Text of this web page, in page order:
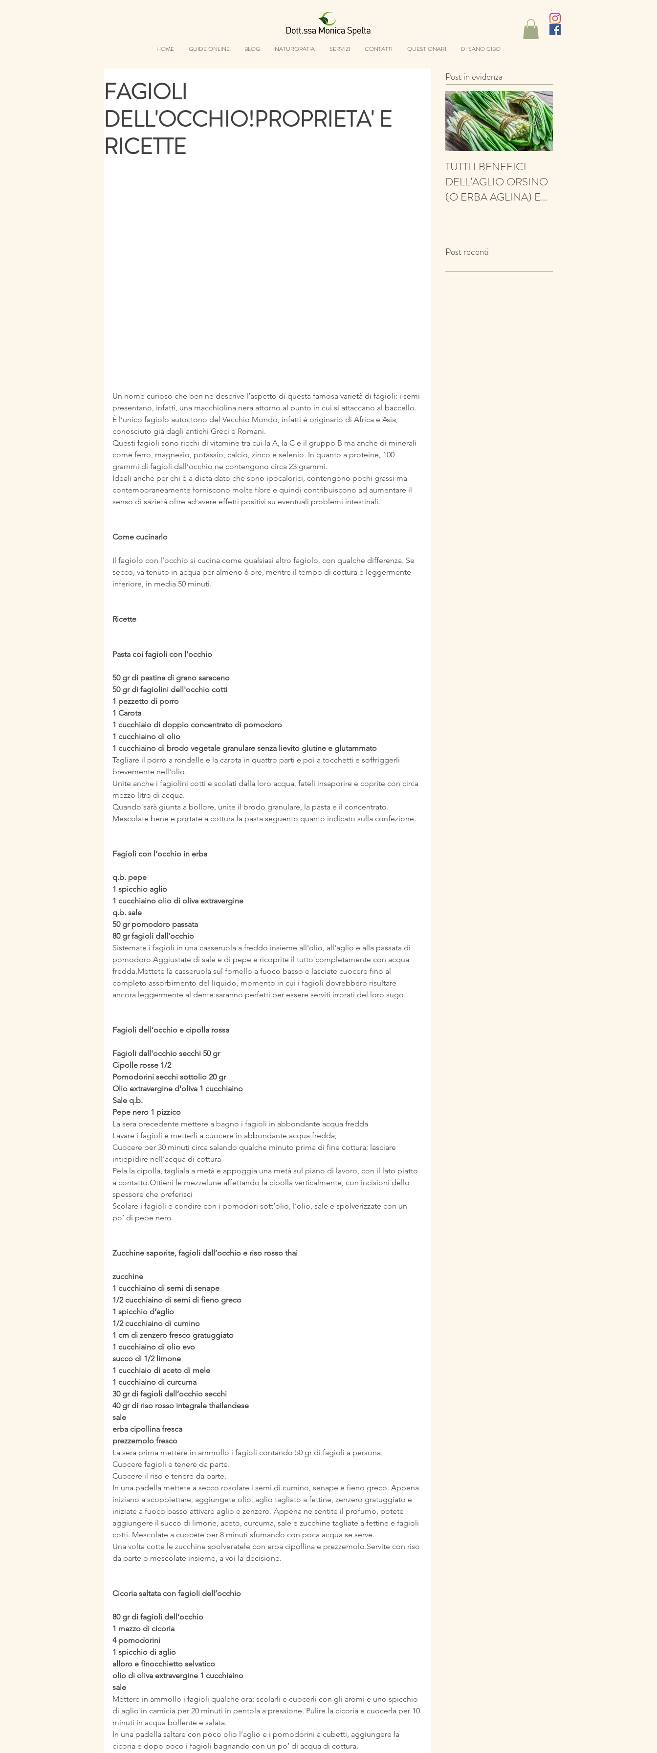
HOME GUIDE ONLINE BLOG NATUROPATIA SERVIZI CONTATTI QUESTIONARI DI SANO CIBO
FAGIOLI
DELL'OCCHIO!PROPRIETA' E
RICETTE
Un nome curioso che ben ne descrive l’aspetto di questa famosa varietà di fagioli: i semi
presentano, infatti, una macchiolina nera attorno al punto in cui si attaccano al baccello.
È l’unico fagiolo autoctono del Vecchio Mondo, infatti è originario di Africa e Asia;
conosciuto già dagli antichi Greci e Romani.
Questi fagioli sono ricchi di vitamine tra cui la A, la C e il gruppo B ma anche di minerali
come ferro, magnesio, potassio, calcio, zinco e selenio. In quanto a proteine, 100
grammi di fagioli dall’occhio ne contengono circa 23 grammi.
Ideali anche per chi è a dieta dato che sono ipocalorici, contengono pochi grassi ma
contemporaneamente forniscono molte fibre e quindi contribuiscono ad aumentare il
senso di sazietà oltre ad avere effetti positivi su eventuali problemi intestinali.
Come cucinarlo
Il fagiolo con l’occhio si cucina come qualsiasi altro fagiolo, con qualche differenza. Se
secco, va tenuto in acqua per almeno 6 ore, mentre il tempo di cottura è leggermente
inferiore, in media 50 minuti.
Ricette
Pasta coi fagioli con l’occhio
50 gr di pastina di grano saraceno
50 gr di fagiolini dell'occhio cotti
1 pezzetto di porro
1 Carota
1 cucchiaio di doppio concentrato di pomodoro
1 cucchiaino di olio
1 cucchiaino di brodo vegetale granulare senza lievito glutine e glutammato
Tagliare il porro a rondelle e la carota in quattro parti e poi a tocchetti e soffriggerli
brevemente nell'olio.
Unite anche i fagiolini cotti e scolati dalla loro acqua, fateli insaporire e coprite con circa
mezzo litro di acqua.
Quando sarà giunta a bollore, unite il brodo granulare, la pasta e il concentrato.
Mescolate bene e portate a cottura la pasta seguento quanto indicato sulla confezione.
Fagioli con l’occhio in erba
q.b. pepe
1 spicchio aglio
1 cucchiaino olio di oliva extravergine
q.b. sale
50 gr pomodoro passata
80 gr fagioli dall'occhio
Sistemate i fagioli in una casseruola a freddo insieme all'olio, all'aglio e alla passata di
pomodoro.Aggiustate di sale e di pepe e ricoprite il tutto completamente con acqua
fredda.Mettete la casseruola sul fornello a fuoco basso e lasciate cuocere fino al
completo assorbimento del liquido, momento in cui i fagioli dovrebbero risultare
ancora leggermente al dente:saranno perfetti per essere serviti irrorati del loro sugo.
Fagioli dell’occhio e cipolla rossa
Fagioli dall'occhio secchi 50 gr
Cipolle rosse 1/2
Pomodorini secchi sottolio 20 gr
Olio extravergine d'oliva 1 cucchiaino
Sale q.b.
Pepe nero 1 pizzico
La sera precedente mettere a bagno i fagioli in abbondante acqua fredda
Lavare i fagioli e metterli a cuocere in abbondante acqua fredda;
Cuocere per 30 minuti circa salando qualche minuto prima di fine cottura; lasciare
intiepidire nell’acqua di cottura
Pela la cipolla, tagliala a metà e appoggia una metà sul piano di lavoro, con il lato piatto
a contatto.Ottieni le mezzelune affettando la cipolla verticalmente, con incisioni dello
spessore che preferisci
Scolare i fagioli e condire con i pomodori sott’olio, l’olio, sale e spolverizzate con un
po’ di pepe nero.
Zucchine saporite, fagioli dall’occhio e riso rosso thai
zucchine
1 cucchiaino di semi di senape
1/2 cucchiaino di semi di fieno greco
1 spicchio d’aglio
1/2 cucchiaino di cumino
1 cm di zenzero fresco gratuggiato
1 cucchiaino di olio evo
succo di 1/2 limone
1 cucchiaio di aceto di mele
1 cucchiaino di curcuma
30 gr di fagioli dall’occhio secchi
40 gr di riso rosso integrale thailandese
sale
erba cipollina fresca
prezzemolo fresco
La sera prima mettere in ammollo i fagioli contando 50 gr di fagioli a persona.
Cuocere fagioli e tenere da parte.
Cuocere il riso e tenere da parte.
In una padella mettete a secco rosolare i semi di cumino, senape e fieno greco. Appena
iniziano a scoppiettare, aggiungete olio, aglio tagliato a fettine, zenzero gratuggiato e
iniziate a fuoco basso attivare aglio e zenzero. Appena ne sentite il profumo, potete
aggiungere il succo di limone, aceto, curcuma, sale e zucchine tagliate a fettine e fagioli
cotti. Mescolate a cuocete per 8 minuti sfumando con poca acqua se serve.
Una volta cotte le zucchine spolveratele con erba cipollina e prezzemolo.Servite con riso
da parte o mescolate insieme, a voi la decisione.
Cicoria saltata con fagioli dell’occhio
80 gr di fagioli dell’occhio
1 mazzo di cicoria
4 pomodorini
1 spicchio di aglio
alloro e finocchietto selvatico
olio di oliva extravergine 1 cucchiaino
sale
Mettere in ammollo i fagioli qualche ora; scolarli e cuocerli con gli aromi e uno spicchio
di aglio in camicia per 20 minuti in pentola a pressione. Pulire la cicoria e cuocerla per 10
minuti in acqua bollente e salata.
In una padella saltare con poco olio l’aglio e i pomodorini a cubetti, aggiungere la
cicoria e dopo poco i fagioli bagnando con un po’ di acqua di cottura.
Post in evidenza
TUTTI I BENEFICI
DELL’AGLIO ORSINO
(O ERBA AGLINA) E
Post recenti